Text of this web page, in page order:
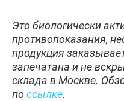
Это биологически
противопоказания,
продукция
запечатана и не
склада в Москве.
по ссылке.